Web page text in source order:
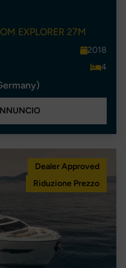
EXPLORER 27M
2018
4
Dealer Approved
Riduzione Prezzo